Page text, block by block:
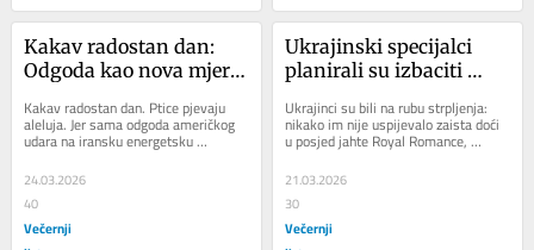
Kakav radostan dan:
Odgoda kao nova mjera
Kakav radostan dan. Ptice pjevaju
aleluja. Jer sama odgoda američkog
udara na iransku energetsku
infrastrukturu bila je dovoljna da
tržišta odahnu,...
24.03.2026
40
Večernji
Ukrajinski specijalci
planirali su izbaciti
kontrolu nad jahtom
‘Royal Romace’ u
Ukrajinci su bili na rubu strpljenja:
nikako im nije uspijevalo zaista doći
u posjed jahte Royal Romance,
usidrene u Trogiru, koju su povezivali
s...
21.03.2026
30
Večernji